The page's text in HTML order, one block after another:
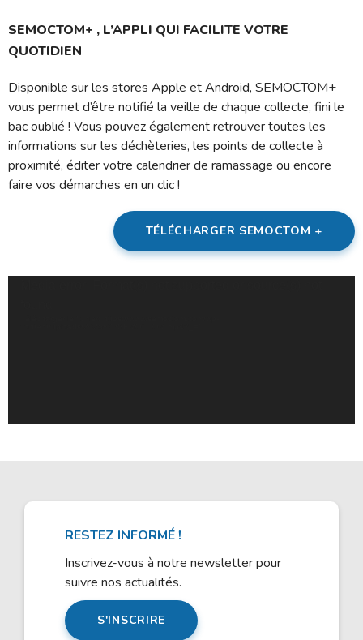
SEMOCTOM+ , L’APPLI QUI FACILITE VOTRE
QUOTIDIEN
Disponible sur les stores Apple et Android, SEMOCTOM+
vous permet d’être notifié la veille de chaque collecte, fini le
bac oublié ! Vous pouvez également retrouver toutes les
informations sur les déchèteries, les points de collecte à
proximité, éditer votre calendrier de ramassage ou encore
faire vos démarches en un clic !
TÉLÉCHARGER SEMOCTOM +
Lecteur
RESTEZ INFORMÉ !
Inscrivez-vous à notre newsletter pour
suivre nos actualités.
S'INSCRIRE